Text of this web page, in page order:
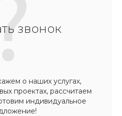
звонок
о наших услугах,
проектах, рассчитаем
индивидуальное